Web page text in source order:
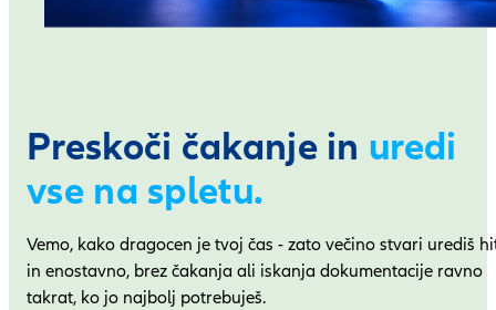
Preskoči čakanje in uredi
vse na spletu.
Vemo, kako dragocen je tvoj čas - zato večino stvari urediš
in enostavno, brez čakanja ali iskanja dokumentacije ravno
takrat, ko jo najbolj potrebuješ.